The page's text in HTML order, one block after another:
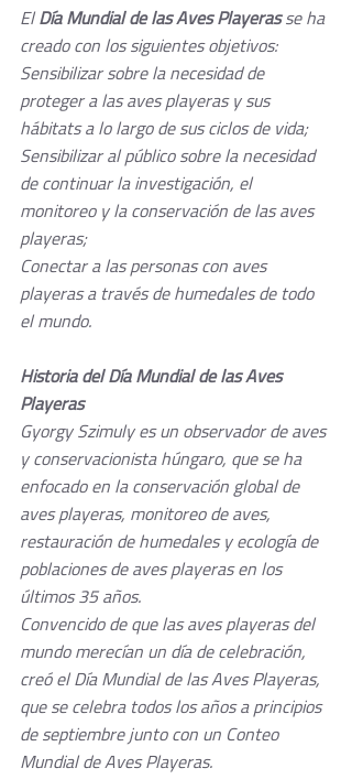
El Día Mundial de las Aves Playeras se ha
creado con los siguientes objetivos:
Sensibilizar sobre la necesidad de
proteger a las aves playeras y sus
hábitats a lo largo de sus ciclos de vida;
Sensibilizar al público sobre la necesidad
de continuar la investigación, el
monitoreo y la conservación de las aves
playeras;
Conectar a las personas con aves
playeras a través de humedales de todo
el mundo.
Historia del Día Mundial de las Aves
Playeras
Gyorgy Szimuly es un observador de aves
y conservacionista húngaro, que se ha
enfocado en la conservación global de
aves playeras, monitoreo de aves,
restauración de humedales y ecología de
poblaciones de aves playeras en los
últimos 35 años.
Convencido de que las aves playeras del
mundo merecían un día de celebración,
creó el Día Mundial de las Aves Playeras,
que se celebra todos los años a principios
de septiembre junto con un Conteo
Mundial de Aves Playeras.